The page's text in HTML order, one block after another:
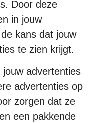
Door deze
in jouw
kans dat jouw
te zien krijgt.
advertenties
advertenties op
zorgen dat ze
een pakkende